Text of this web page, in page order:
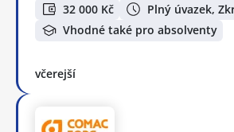
32 000 Kč
Plný úvazek,
Vhodné také pro absolventy
včerejší